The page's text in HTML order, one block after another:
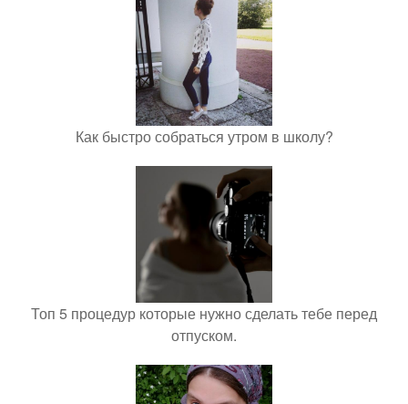
Как быстро собраться утром в школу?
Топ 5 процедур которые нужно сделать тебе перед
отпуском.